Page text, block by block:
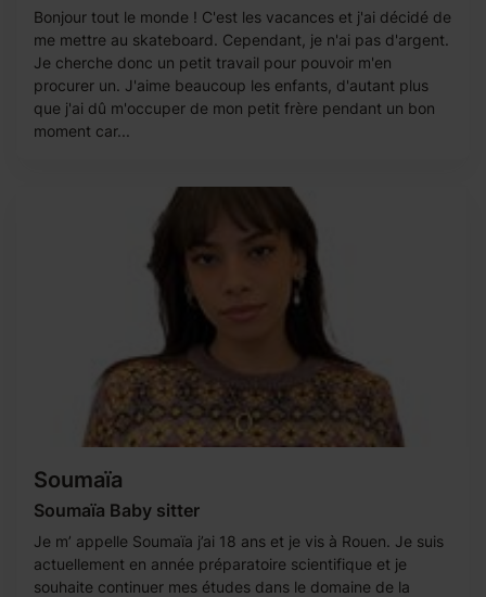
Bonjour tout le monde ! C'est les vacances et j'ai décidé de
me mettre au skateboard. Cependant, je n'ai pas d'argent.
Je cherche donc un petit travail pour pouvoir m'en
procurer un. J'aime beaucoup les enfants, d'autant plus
que j'ai dû m'occuper de mon petit frère pendant un bon
moment car...
Soumaïa
Soumaïa Baby sitter
Je m’ appelle Soumaïa j’ai 18 ans et je vis à Rouen. Je suis
actuellement en année préparatoire scientifique et je
souhaite continuer mes études dans le domaine de la